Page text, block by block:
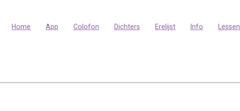
Home App Colofon Dichters Erelijst Info Lessen